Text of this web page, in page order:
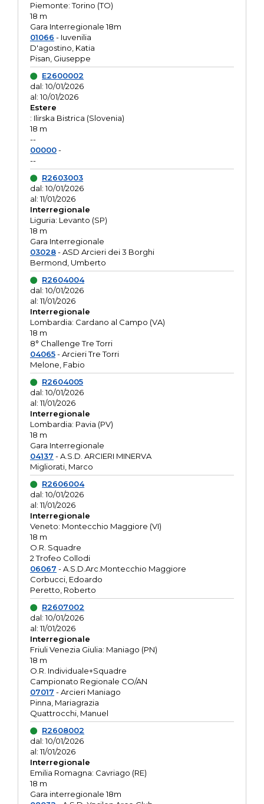
Piemonte: Torino (TO)
18 m
Gara Interregionale 18m
01066 - Iuvenilia
D'agostino, Katia
Pisan, Giuseppe
E2600002
dal: 10/01/2026
al: 10/01/2026
Estere
: Ilirska Bistrica (Slovenia)
18 m
--
00000-
--
R2603003
dal: 10/01/2026
al: 11/01/2026
Interregionale
Liguria: Levanto (SP)
18 m
Gara Interregionale
03028- ASD Arcieri dei 3 Borghi
Bermond, Umberto
R2604004
dal: 10/01/2026
al: 11/01/2026
Interregionale
Lombardia: Cardano al Campo (VA)
18 m
8° Challenge Tre Torri
04065- Arcieri Tre Torri
Melone, Fabio
R2604005
dal: 10/01/2026
al: 11/01/2026
Interregionale
Lombardia: Pavia (PV)
18 m
Gara Interregionale
04137 - A.S.D. ARCIERI MINERVA
Migliorati, Marco
R2606004
dal: 10/01/2026
al: 11/01/2026
Interregionale
Veneto: Montecchio Maggiore (VI)
18 m
O.R. Squadre
2 Trofeo Collodi
06067 - A.S.D.Arc.Montecchio Maggiore
Corbucci, Edoardo
Peretto, Roberto
R2607002
dal: 10/01/2026
al: 11/01/2026
Interregionale
Friuli Venezia Giulia: Maniago (PN)
18 m
O.R. Individuale+Squadre
Campionato Regionale CO/AN
07017 - Arcieri Maniago
Pinna, Mariagrazia
Quattrocchi, Manuel
R2608002
dal: 10/01/2026
al: 11/01/2026
Interregionale
Emilia Romagna: Cavriago (RE)
18 m
Gara interregionale 18m